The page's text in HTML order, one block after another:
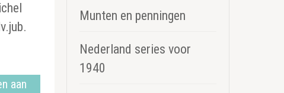
aan
Munten en penningen
Nederland series voor
1940